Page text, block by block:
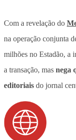
Com a revelação do
na operação conjunta
milhões no Estadão, a
a transação, mas nega
editoriais do jornal